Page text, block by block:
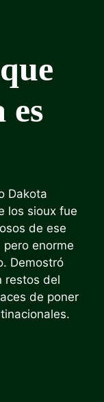
es
Dakota
los sioux fue
de ese
enorme
Demostró
restos del
de poner